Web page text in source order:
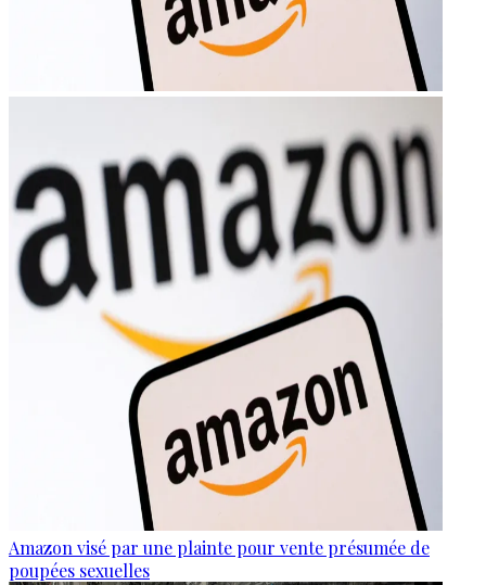
Amazon visé par une plainte pour vente présumée de
poupées sexuelles